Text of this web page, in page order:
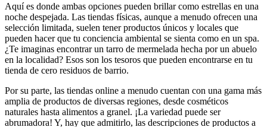
Aquí es donde ambas opciones pueden brillar como estrellas en una
noche despejada. Las tiendas físicas, aunque a menudo ofrecen una
selección limitada, suelen tener productos únicos y locales que
pueden hacer que tu conciencia ambiental se sienta como en un spa.
¿Te imaginas encontrar un tarro de mermelada hecha por un abuelo
en la localidad? Esos son los tesoros que pueden encontrarse en tu
tienda de cero residuos de barrio.
Por su parte, las tiendas online a menudo cuentan con una gama más
amplia de productos de diversas regiones, desde cosméticos
naturales hasta alimentos a granel. ¡La variedad puede ser
abrumadora! Y, hay que admitirlo, las descripciones de productos a